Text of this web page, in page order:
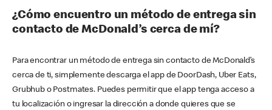
¿Cómo encuentro un método de entrega sin
contacto de McDonald’s cerca de mí?
Para encontrar un método de entrega sin contacto de McDonald’s
cerca de ti, simplemente descarga el app de DoorDash, Uber Eats,
Grubhub o Postmates. Puedes permitir que el app tenga acceso a
tu localización o ingresar la dirección a donde quieres que se